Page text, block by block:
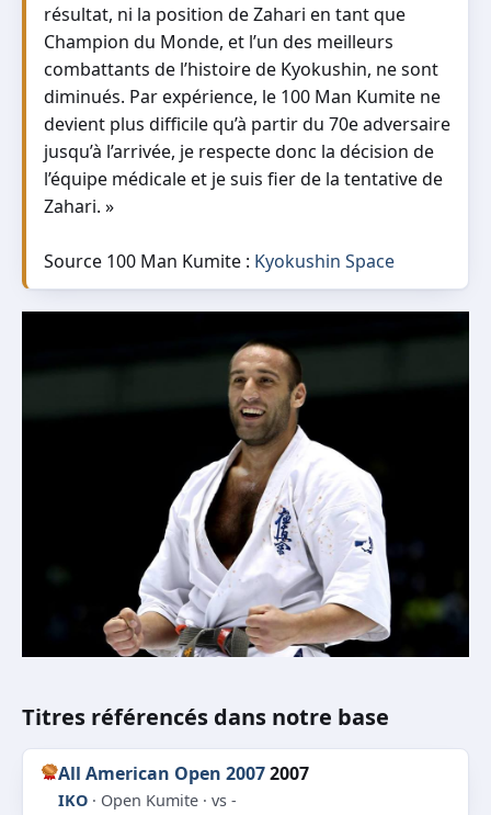
résultat, ni la position de Zahari en tant que
Champion du Monde, et l’un des meilleurs
combattants de l’histoire de Kyokushin, ne sont
diminués. Par expérience, le 100 Man Kumite ne
devient plus difficile qu’à partir du 70e adversaire
jusqu’à l’arrivée, je respecte donc la décision de
l’équipe médicale et je suis fier de la tentative de
Zahari. »
Source 100 Man Kumite : Kyokushin Space
Titres référencés dans notre base
All American Open 20072007
IKO · Open Kumite · vs -